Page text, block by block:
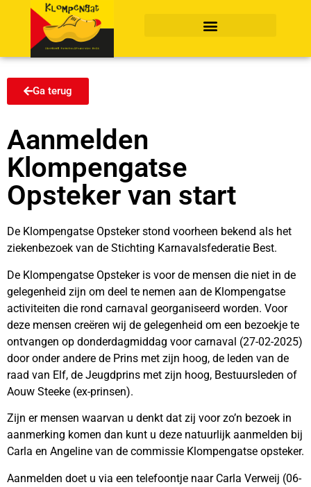
Ga terug
Aanmelden
Klompengatse
Opsteker van start
De Klompengatse Opsteker stond voorheen bekend als het
ziekenbezoek van de Stichting Karnavalsfederatie Best.
De Klompengatse Opsteker is voor de mensen die niet in de
gelegenheid zijn om deel te nemen aan de Klompengatse
activiteiten die rond carnaval georganiseerd worden. Voor
deze mensen creëren wij de gelegenheid om een bezoekje te
ontvangen op donderdagmiddag voor carnaval (27-02-2025)
door onder andere de Prins met zijn hoog, de leden van de
raad van Elf, de Jeugdprins met zijn hoog, Bestuursleden of
Aouw Steeke (ex-prinsen).
Zijn er mensen waarvan u denkt dat zij voor zo’n bezoek in
aanmerking komen dan kunt u deze natuurlijk aanmelden bij
Carla en Angeline van de commissie Klompengatse opsteker.
Aanmelden doet u via een telefoontje naar Carla Verweij (06-